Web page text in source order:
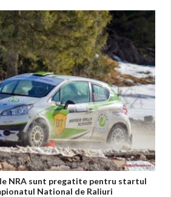
NRA sunt pregatite pentru startul
National de Raliuri